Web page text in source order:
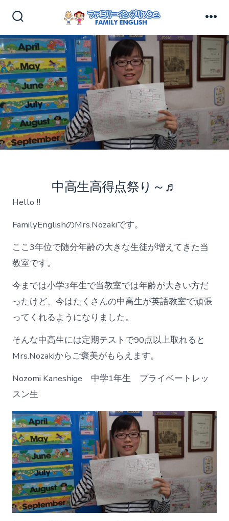
テ
ン
ツ
へ
ス
キ
ッ
プ
索
切
り
替
え
ニ
ュ
ー
中高生高得点祭り～♬
Hello !!
FamilyEnglishのMrs.Nozakiです。
ここ3年位で随分年齢の大きな生徒が増えてきた当
教室です。
今までは小学3年生で当教室では年齢が大きい方だ
ったけど、今はたくさんの中高生が英語教室で頑張
ってくれるようになりました。
そんな中高生には定期テストで90点以上取れると
Mrs.Nozakiからご褒美がもらえます。
Nozomi Kaneshige 中学1年生 プライベートレッ
スン生